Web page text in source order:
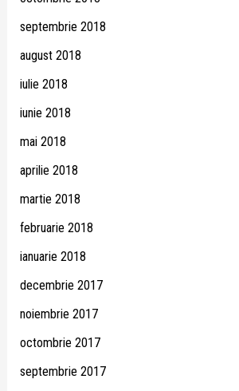
septembrie 2018
august 2018
iulie 2018
iunie 2018
mai 2018
aprilie 2018
martie 2018
februarie 2018
ianuarie 2018
decembrie 2017
noiembrie 2017
octombrie 2017
septembrie 2017